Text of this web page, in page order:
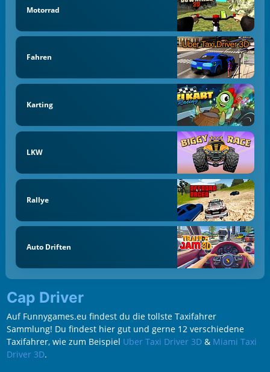
Motorrad
Fahren
Karting
LKW
Rallye
Auto Driften
Cap Driver
Auf Funnygames.eu findest du die tollste Taxifahrer
Sammlung! Du findest hier gut und gerne 12 verschiedene
Taxifahrer, wie zum Beispiel Uber Taxi Driver 3D& Miami Taxi
Driver 3D.